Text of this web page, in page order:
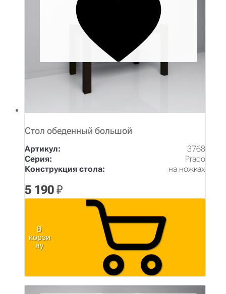
Стол обеденный большой
Артикул:
3768
Серия:
Prado
Конструкция стола:
на ножках
5 190₽
В
корзи
ну